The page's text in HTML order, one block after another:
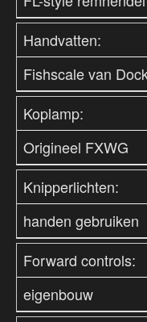
Handvatten:
Fishscale van
Koplamp:
Origineel FXWG
Knipperlichten:
handen gebruiken
Forward controls:
eigenbouw